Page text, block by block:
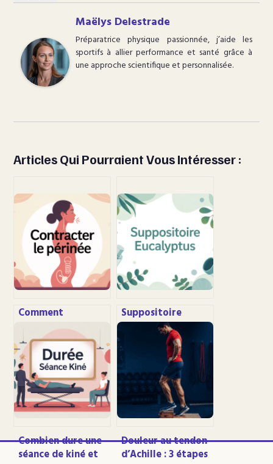
Maëlys Delestrade
Préparatrice physique passionnée, j’aide les
sportifs à allier performance et santé grâce à
une approche scientifique et personnalisée.
Articles Qui Pourraient Vous Intéresser :
Comment
contracter le
périnée
efficacement sans
se faire mal
Suppositoire
eucalyptus :
usages, efficacité
et précautions à
connaître
Combien dure une
séance de kiné et
Douleur au tendon
d’Achille : 3 étapes